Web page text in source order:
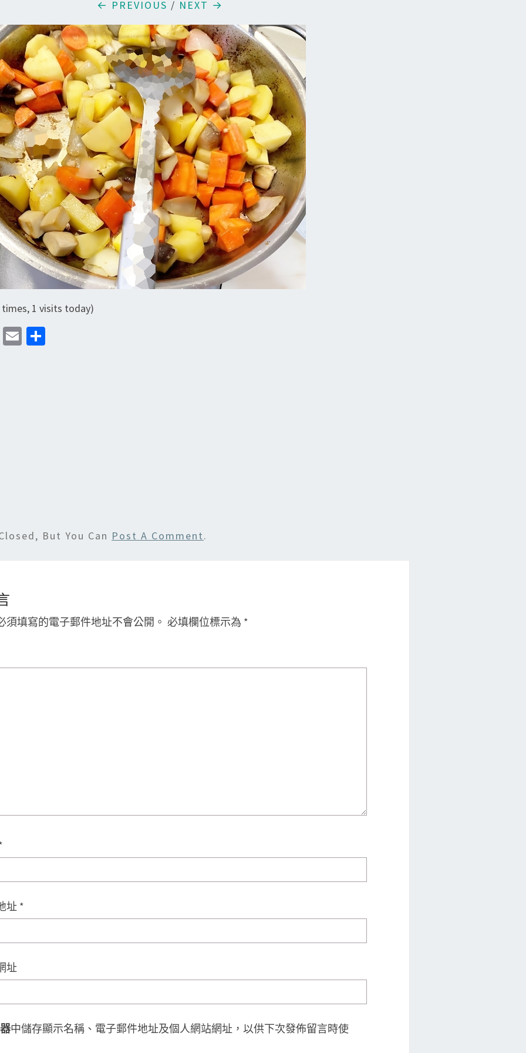
← PREVIOUS / NEXT →
times, 1 visits today)
M E
But You Can Post A Comment.
須填寫的電子郵件地址不會公開。 必填欄位標示為 *
址 *
址
中儲存顯示名稱、電子郵件地址及個人網站網址，以供下次發佈留言時使